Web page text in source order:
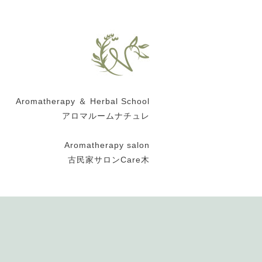
Aromatherapy ＆ Herbal School
アロマルームナチュレ
Aromatherapy salon
古民家サロンCare木